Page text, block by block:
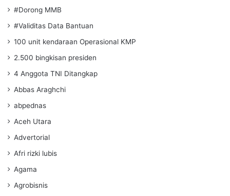
#Dorong MMB
#Validitas Data Bantuan
100 unit kendaraan Operasional KMP
2.500 bingkisan presiden
4 Anggota TNI Ditangkap
Abbas Araghchi
abpednas
Aceh Utara
Advertorial
Afri rizki lubis
Agama
Agrobisnis